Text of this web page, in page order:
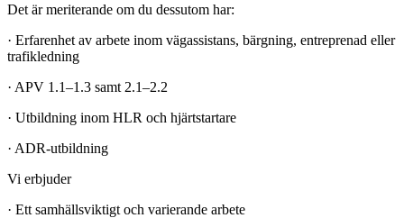
Det är meriterande om du dessutom har:
· Erfarenhet av arbete inom vägassistans, bärgning, entreprenad eller
trafikledning
· APV 1.1–1.3 samt 2.1–2.2
· Utbildning inom HLR och hjärtstartare
· ADR-utbildning
Vi erbjuder
· Ett samhällsviktigt och varierande arbete